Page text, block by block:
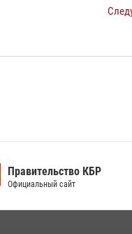
Правительство КБР
Официальный сайт